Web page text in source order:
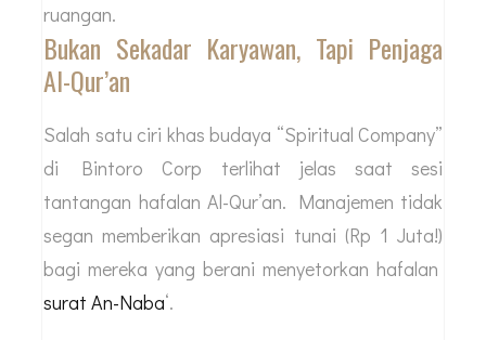
ruangan.
Bukan Sekadar Karyawan, Tapi Penjaga
Al-Qur’an
Salah satu ciri khas budaya “Spiritual Company”
di Bintoro Corp terlihat jelas saat sesi
tantangan hafalan Al-Qur’an. Manajemen tidak
segan memberikan apresiasi tunai (Rp 1 Juta!)
bagi mereka yang berani menyetorkan hafalan
surat An-Naba‘.